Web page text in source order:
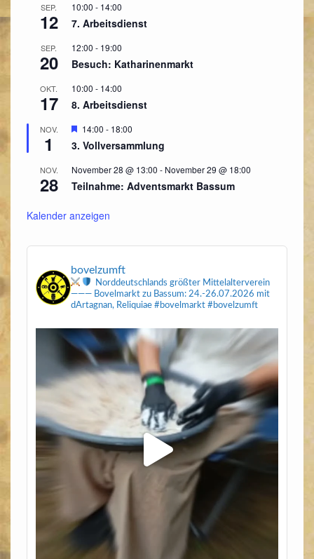
SEP.
12
10:00 - 14:00
7. Arbeitsdienst
SEP.
20
12:00 - 19:00
Besuch: Katharinenmarkt
OKT.
17
10:00 - 14:00
8. Arbeitsdienst
NOV.
1
Hervorgehoben
14:00 - 18:00
3. Vollversammlung
NOV.
28
November 28 @ 13:00 - November 29 @ 18:00
Teilnahme: Adventsmarkt Bassum
Kalender anzeigen
bovelzumft
Norddeutschlands größter Mittelalterverein
——— Bovelmarkt zu Bassum: 24.-26.07.2026 mit
dArtagnan, Reliquiae#bovelmarkt #bovelzumft